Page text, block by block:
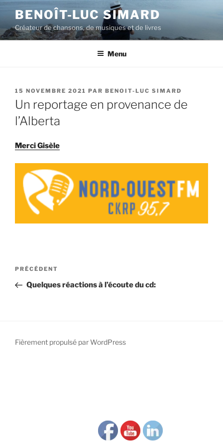
contenu
principal
BENOÎT-LUC SIMARD
Créateur de chansons, de musiques et de livres
Menu
PUBLIÉ
LE
15 NOVEMBRE 2021 PAR BENOIT-LUC SIMARD
Un reportage en provenance de
l’Alberta
Merci Gisèle
Navigation
l’article
Article
précédent
PRÉCÉDENT
Quelques réactions à l’écoute du cd:
Fièrement propulsé par WordPress